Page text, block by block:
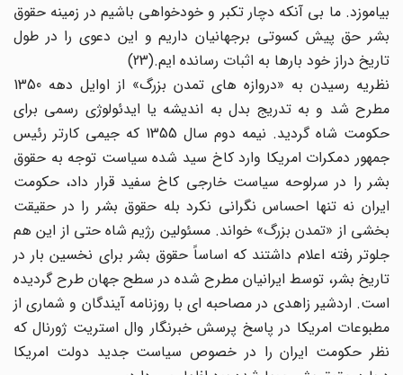
بیاموزد. ما بی آنکه دچار تکبر و خودخواهی باشیم در زمینه حقوق
بشر حق پیش کسوتی برجهانیان داریم و این دعوی را در طول
تاریخ دراز خود بارها به اثبات رسانده ایم.(23)
نظریه رسیدن به «دروازه های تمدن بزرگ» از اوایل دهه 1350
مطرح شد و به تدریج بدل به اندیشه یا ایدئولوژی رسمی برای
حکومت شاه گردید. نیمه دوم سال 1355 که جیمی کارتر رئیس
جمهور دمکرات امریکا وارد کاخ سید شده سیاست توجه به حقوق
بشر را در سرلوحه سیاست خارجی کاخ سفید قرار داد، حکومت
ایران نه تنها احساس نگرانی نکرد بله حقوق بشر را در حقیقت
بخشی از «تمدن بزرگ» خواند. مسئولین رژیم شاه حتی از این هم
جلوتر رفته اعلام داشتند که اساساً حقوق بشر برای نخسین بار در
تاریخ بشر، توسط ایرانیان مطرح شده در سطح جهان طرح گردیده
است. اردشیر زاهدی در مصاحبه ای با روزنامه آیندگان و شماری از
مطبوعات امریکا در پاسخ پرسش خبرنگار وال استریت ژورنال که
نظر حکومت ایران را در خصوص سیاست جدید دولت امریکا